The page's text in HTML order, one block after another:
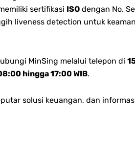
sertifikasi ISO dengan No.
liveness detection untuk
MinSing melalui telepon di
hingga 17:00 WIB.
solusi keuangan, dan